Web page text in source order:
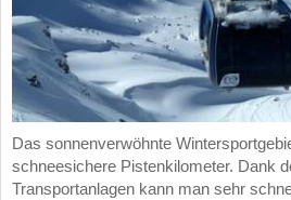
Das sonnenverwöhnte
schneesichere Pistenkilometer. Dank
Transportanlagen kann man sehr